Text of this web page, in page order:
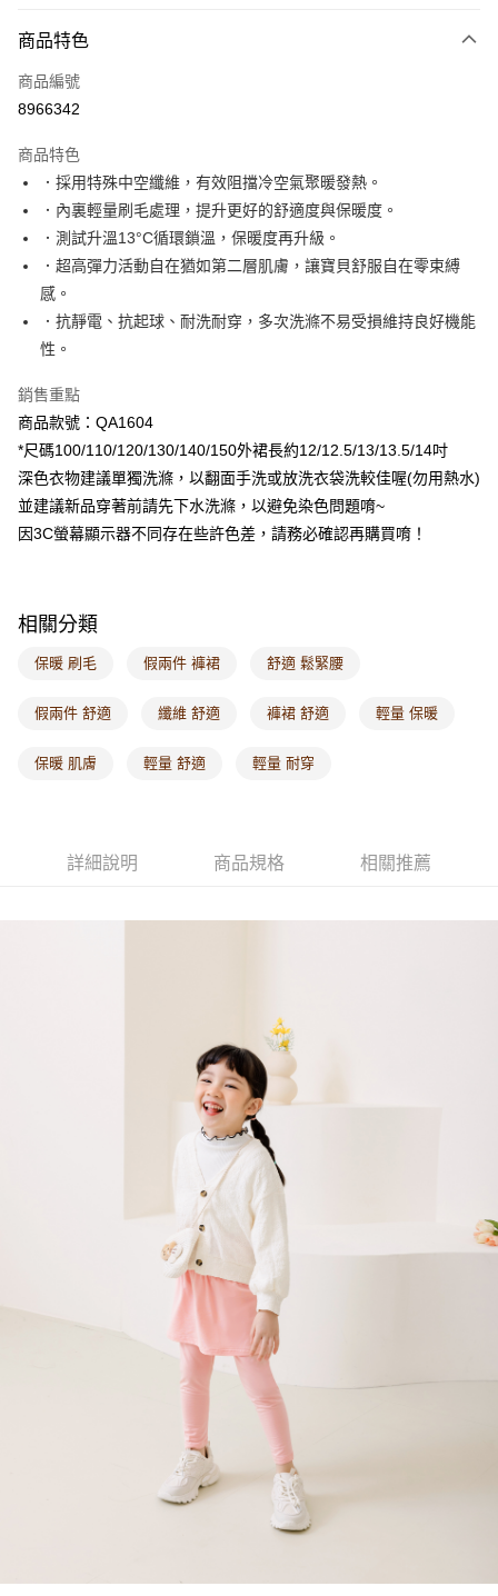
付款後全家取貨
萊爾富取貨付款
付款後萊爾富取貨
每筆NT$60，滿NT$1,000(含以上)免運費
7-11取貨付款
每筆NT$60，滿NT$1,000(含以上)免運費
付款後7-11取貨
每筆NT$60，滿NT$1,000(含以上)免運費
宅配
每筆NT$120，滿NT$1,000(含以上)免運費
付款後門市自取
每筆NT$60，滿NT$1,000(含以上)免運費
海外配送-港/澳/新/馬/泰國專屬 查看運費
海外配送-歐美地區
商品特色
商品編號
8966342
商品特色
．採用特殊中空纖維，有效阻擋冷空氣聚暖發熱。
．內裏輕量刷毛處理，提升更好的舒適度與保暖度。
．測試升溫13°C循環鎖溫，保暖度再升級。
．超高彈力活動自在猶如第二層肌膚，讓寶貝舒服自在零束縛
感。
．抗靜電、抗起球、耐洗耐穿，多次洗滌不易受損維持良好機能
性。
銷售重點
商品款號：QA1604
*尺碼100/110/120/130/140/150外裙長約12/12.5/13/13.5/14吋
深色衣物建議單獨洗滌，以翻面手洗或放洗衣袋洗較佳喔(勿用熱水)
並建議新品穿著前請先下水洗滌，以避免染色問題唷~
因3C螢幕顯示器不同存在些許色差，請務必確認再購買唷！
相關分類
保暖 刷毛 假兩件 褲裙 舒適 鬆緊腰
假兩件 舒適 纖維 舒適 褲裙 舒適 輕量 保暖
保暖 肌膚 輕量 舒適 輕量 耐穿
詳細說明 商品規格 相關推薦